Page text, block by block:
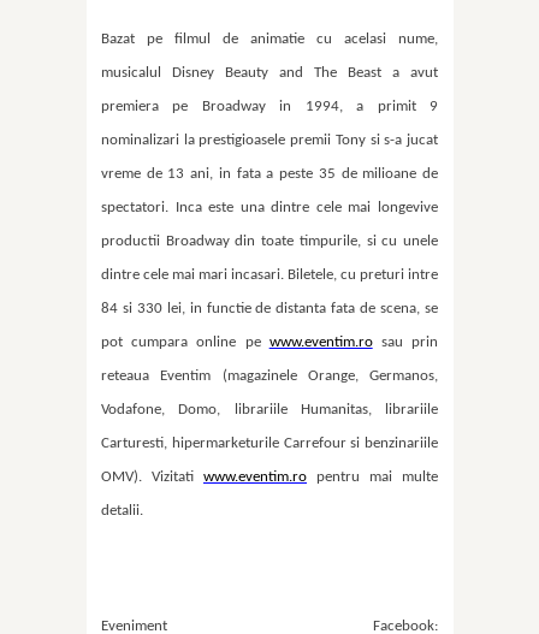
Bazat pe filmul de animatie cu acelasi nume,
musicalul Disney Beauty and The Beast a avut
premiera pe Broadway in 1994, a primit 9
nominalizari la prestigioasele premii Tony si s-a jucat
vreme de 13 ani, in fata a peste 35 de milioane de
spectatori. Inca este una dintre cele mai longevive
productii Broadway din toate timpurile, si cu unele
dintre cele mai mari incasari. Biletele, cu preturi intre
84 si 330 lei, in functie de distanta fata de scena, se
pot cumpara online pe www.eventim.rosau prin
reteaua Eventim (magazinele Orange, Germanos,
Vodafone, Domo, librariile Humanitas, librariile
Carturesti, hipermarketurile Carrefour si benzinariile
OMV). Vizitati www.eventim.ro pentru mai multe
detalii.
Eveniment Facebook: